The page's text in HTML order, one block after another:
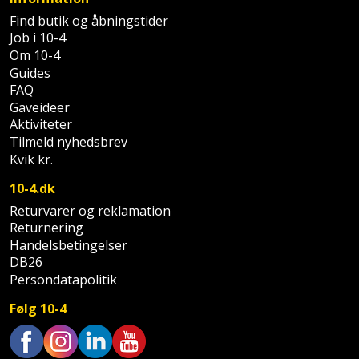
Sternbeklædning
Tag
og
tagplader
Terrassebrædder
Tråd
til
byggeri
Vinduer
Palleløfter
Polsøger
Profilsaks
Reb
og
snor
Renseservietter
og
wipes
Sækkelukker
Saks
Industristøvsuger
Kantfræser
Kantlimer
Kantlimertilbehør
Kap-
og
geringssav
Kerneboremaskine
Klammepistol
Klippeværktøj
Kombokit
Højtaler
Hylder
Jagt
og
fritid
Jul
Kaffe
Klæbesøm
Køkkenudstyr
Find butik og åbningstider
Job i 10-4
Om 10-4
Guides
FAQ
Gaveideer
Aktiviteter
Tilmeld nyhedsbrev
Kvik kr.
10-4.dk
Returvarer og reklamation
Returnering
Handelsbetingelser
DB26
Persondatapolitik
Følg 10-4